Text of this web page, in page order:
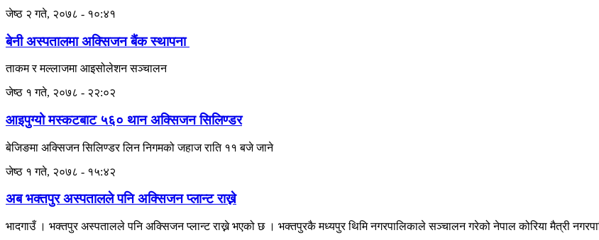
जेष्ठ २ गते, २०७८ - १०:४१
बेनी अस्पतालमा अक्सिजन बैंक स्थापना
ताकम र मल्लाजमा आइसोलेशन सञ्चालन
जेष्ठ १ गते, २०७८ - २२:०२
आइपुग्यो मस्कटबाट ५६० थान अक्सिजन सिलिण्डर
बेजिङमा अक्सिजन सिलिण्डर लिन निगमको जहाज राति ११ बजे जाने
जेष्ठ १ गते, २०७८ - १५:४२
अब भक्तपुर अस्पतालले पनि अक्सिजन प्लान्ट राख्ने
भादगाउँ । भक्तपुर अस्पतालले पनि अक्सिजन प्लान्ट राख्ने भएको छ । भक्तपुरकै मध्यपुर थिमि नगरपालिकाले सञ्चालन गरेको नेपाल कोरिया मैत्री